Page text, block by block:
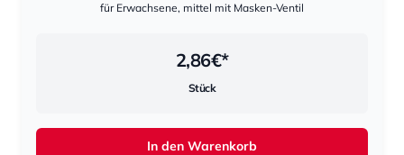
für Erwachsene, mittel mit Masken-Ventil
2,86€*
Stück
In den Warenkorb